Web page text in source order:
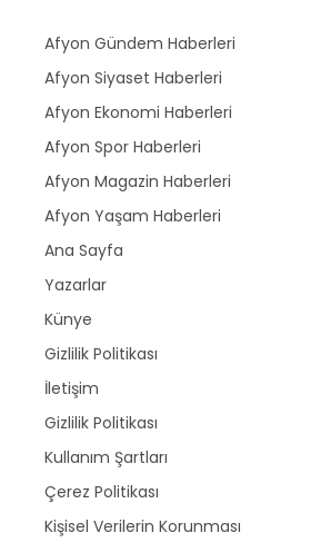
Afyon Gündem Haberleri
Afyon Siyaset Haberleri
Afyon Ekonomi Haberleri
Afyon Spor Haberleri
Afyon Magazin Haberleri
Afyon Yaşam Haberleri
Ana Sayfa
Yazarlar
Künye
Gizlilik Politikası
İletişim
Gizlilik Politikası
Kullanım Şartları
Çerez Politikası
Kişisel Verilerin Korunması